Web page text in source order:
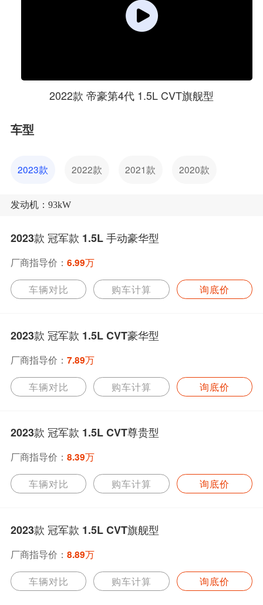
2022款 帝豪第4代 1.5L CVT旗舰型
车型
2023款 2022款 2021款 2020款
发动机：93kW
2023款 冠军款 1.5L 手动豪华型
厂商指导价： 6.99万
车辆对比 购车计算 询底价
2023款 冠军款 1.5L CVT豪华型
厂商指导价： 7.89万
车辆对比 购车计算 询底价
2023款 冠军款 1.5L CVT尊贵型
厂商指导价： 8.39万
车辆对比 购车计算 询底价
2023款 冠军款 1.5L CVT旗舰型
厂商指导价： 8.89万
车辆对比 购车计算 询底价